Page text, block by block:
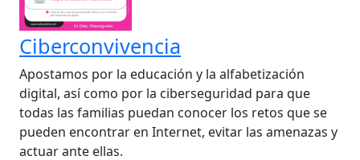
Ciberconvivencia
Apostamos por la educación y la alfabetización
digital, así como por la ciberseguridad para que
todas las familias puedan conocer los retos que se
pueden encontrar en Internet, evitar las amenazas y
actuar ante ellas.